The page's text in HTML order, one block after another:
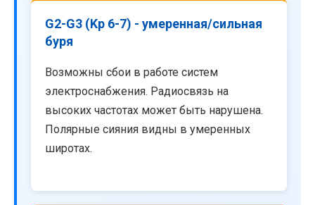
G2-G3 (Kp 6-7) - умеренная/сильная
буря
Возможны сбои в работе систем
электроснабжения. Радиосвязь на
высоких частотах может быть нарушена.
Полярные сияния видны в умеренных
широтах.